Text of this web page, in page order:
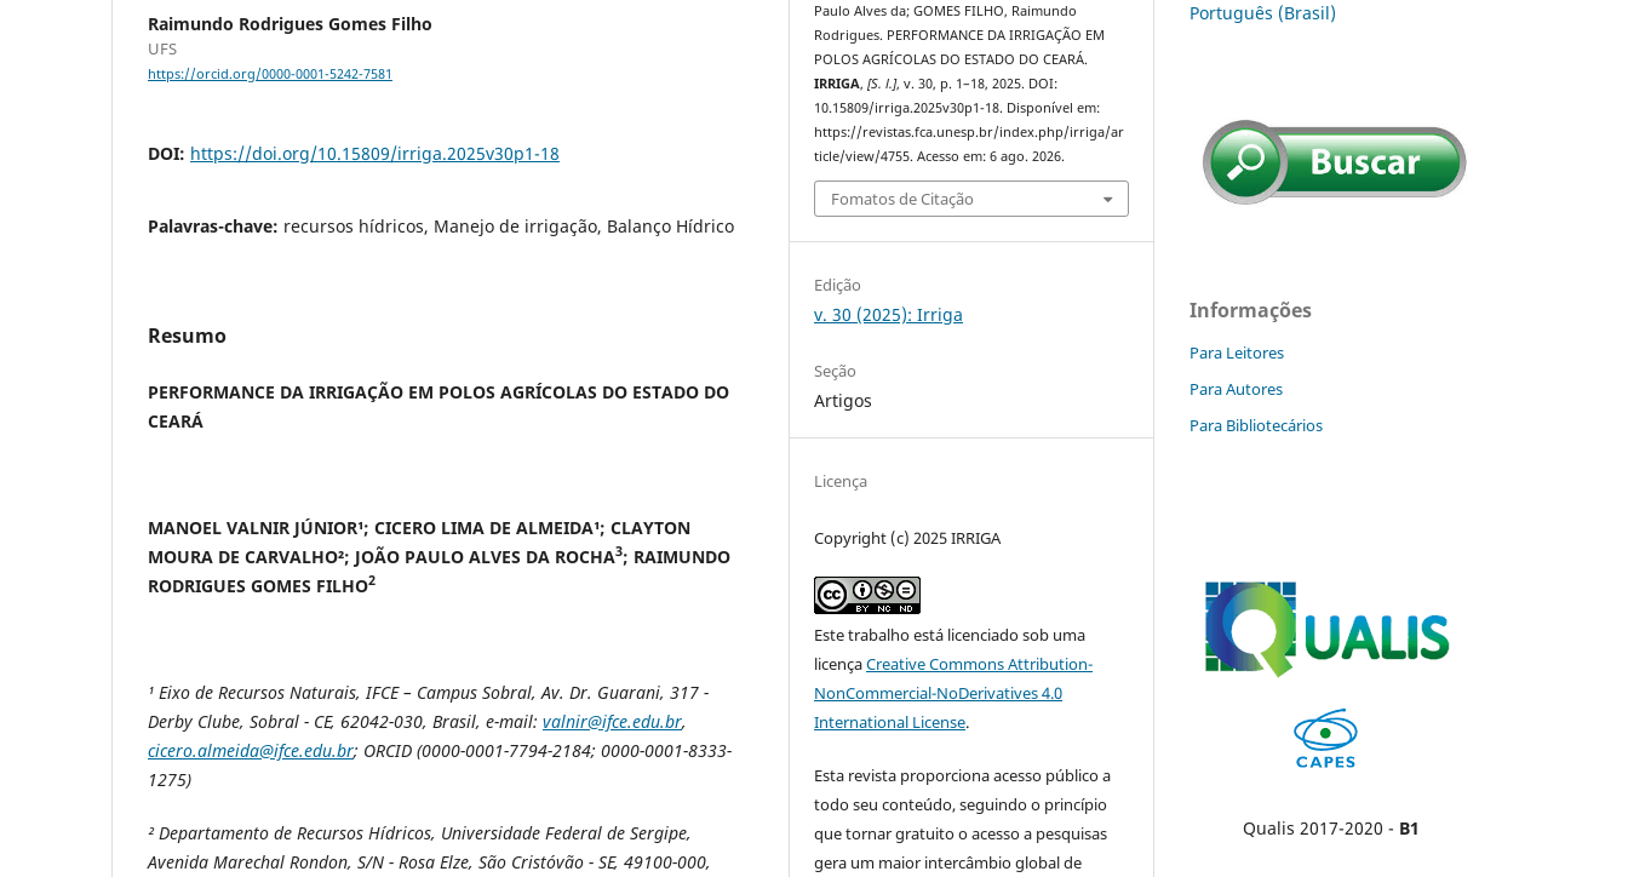
Raimundo Rodrigues Gomes Filho
UFS
https://orcid.org/0000-0001-5242-7581
DOI: https://doi.org/10.15809/irriga.2025v30p1-18
Palavras-chave: recursos hídricos, Manejo de irrigação, Balanço Hídrico
Resumo
PERFORMANCE DA IRRIGAÇÃO EM POLOS AGRÍCOLAS DO ESTADO DO
CEARÁ
MANOEL VALNIR JÚNIOR¹; CICERO LIMA DE ALMEIDA¹; CLAYTON
MOURA DE CARVALHO²; JOÃO PAULO ALVES DA ROCHA3; RAIMUNDO
RODRIGUES GOMES FILHO2
¹ Eixo de Recursos Naturais, IFCE – Campus Sobral, Av. Dr. Guarani, 317 -
Derby Clube, Sobral - CE, 62042-030, Brasil, e-mail: valnir@ifce.edu.br,
cicero.almeida@ifce.edu.br; ORCID (0000-0001-7794-2184; 0000-0001-8333-
1275)
² Departamento de Recursos Hídricos, Universidade Federal de Sergipe,
Avenida Marechal Rondon, S/N - Rosa Elze, São Cristóvão - SE, 49100-000,
Paulo Alves da; GOMES FILHO, Raimundo
Rodrigues. PERFORMANCE DA IRRIGAÇÃO EM
POLOS AGRÍCOLAS DO ESTADO DO CEARÁ.
IRRIGA,[S. l.], v. 30, p. 1–18, 2025. DOI:
10.15809/irriga.2025v30p1-18. Disponível em:
https://revistas.fca.unesp.br/index.php/irriga/ar
ticle/view/4755. Acesso em: 6 ago. 2026.
Fomatos de Citação
Edição
v. 30 (2025): Irriga
Seção
Artigos
Licença
Copyright (c) 2025 IRRIGA
Este trabalho está licenciado sob uma
licençaCreative Commons Attribution-
NonCommercial-NoDerivatives 4.0
International License.
Esta revista proporciona acesso público a
todo seu conteúdo, seguindo o princípio
que tornar gratuito o acesso a pesquisas
gera um maior intercâmbio global de
Português (Brasil)
Informações
Para Leitores
Para Autores
Para Bibliotecários
Qualis 2017-2020 - B1